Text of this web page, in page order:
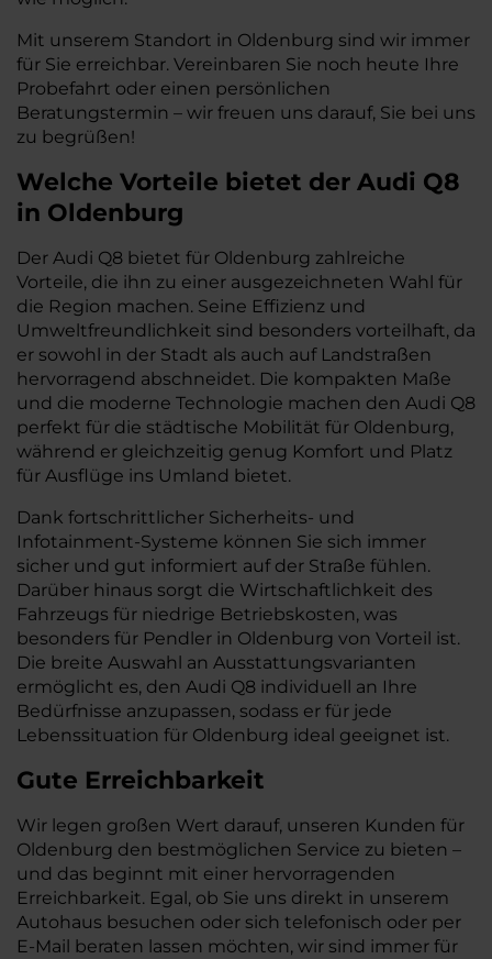
Mit unserem Standort in Oldenburg sind wir immer
für Sie erreichbar. Vereinbaren Sie noch heute Ihre
Probefahrt oder einen persönlichen
Beratungstermin – wir freuen uns darauf, Sie bei uns
zu begrüßen!
Welche Vorteile bietet der Audi Q8
in Oldenburg
Der Audi Q8 bietet für Oldenburg zahlreiche
Vorteile, die ihn zu einer ausgezeichneten Wahl für
die Region machen. Seine Effizienz und
Umweltfreundlichkeit sind besonders vorteilhaft, da
er sowohl in der Stadt als auch auf Landstraßen
hervorragend abschneidet. Die kompakten Maße
und die moderne Technologie machen den Audi Q8
perfekt für die städtische Mobilität für Oldenburg,
während er gleichzeitig genug Komfort und Platz
für Ausflüge ins Umland bietet.
Dank fortschrittlicher Sicherheits- und
Infotainment-Systeme können Sie sich immer
sicher und gut informiert auf der Straße fühlen.
Darüber hinaus sorgt die Wirtschaftlichkeit des
Fahrzeugs für niedrige Betriebskosten, was
besonders für Pendler in Oldenburg von Vorteil ist.
Die breite Auswahl an Ausstattungsvarianten
ermöglicht es, den Audi Q8 individuell an Ihre
Bedürfnisse anzupassen, sodass er für jede
Lebenssituation für Oldenburg ideal geeignet ist.
Gute Erreichbarkeit
Wir legen großen Wert darauf, unseren Kunden für
Oldenburg den bestmöglichen Service zu bieten –
und das beginnt mit einer hervorragenden
Erreichbarkeit. Egal, ob Sie uns direkt in unserem
Autohaus besuchen oder sich telefonisch oder per
E-Mail beraten lassen möchten, wir sind immer für